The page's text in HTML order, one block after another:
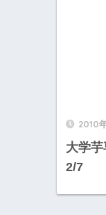
2010
大学
2/7